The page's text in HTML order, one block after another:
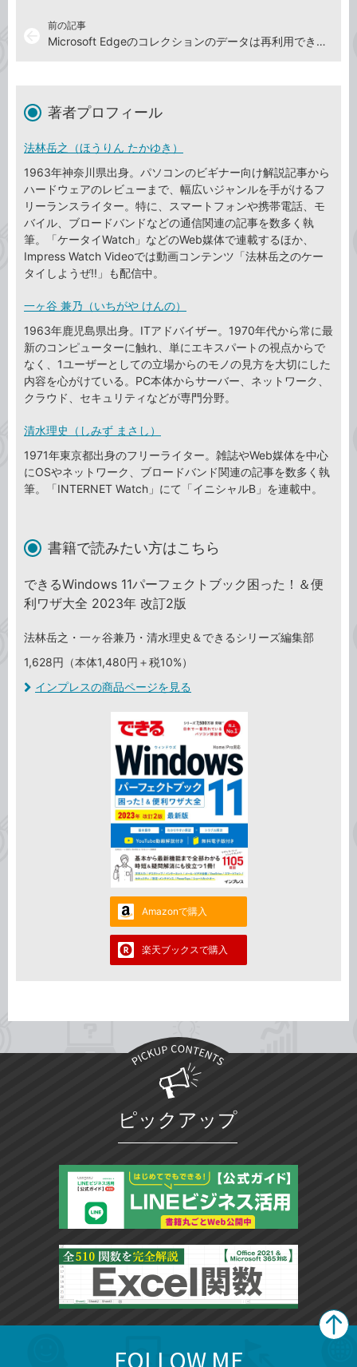
前の記事
Microsoft Edgeのコレクションのデータは再利用できないの？
著者プロフィール
法林岳之（ほうりん たかゆき）
1963年神奈川県出身。パソコンのビギナー向け解説記事から
ハードウェアのレビューまで、幅広いジャンルを手がけるフ
リーランスライター。特に、スマートフォンや携帯電話、モ
バイル、ブロードバンドなどの通信関連の記事を数多く執
筆。「ケータイWatch」などのWeb媒体で連載するほか、
Impress Watch Videoでは動画コンテンツ「法林岳之のケー
タイしようぜ!!」も配信中。
一ヶ谷 兼乃（いちがや けんの）
1963年鹿児島県出身。ITアドバイザー。1970年代から常に最
新のコンピューターに触れ、単にエキスパートの視点からで
なく、1ユーザーとしての立場からのモノの見方を大切にした
内容を心がけている。PC本体からサーバー、ネットワーク、
クラウド、セキュリティなどが専門分野。
清水理史（しみず まさし）
1971年東京都出身のフリーライター。雑誌やWeb媒体を中心
にOSやネットワーク、ブロードバンド関連の記事を数多く執
筆。「INTERNET Watch」にて「イニシャルB」を連載中。
書籍で読みたい方はこちら
できるWindows 11パーフェクトブック困った！＆便
利ワザ大全 2023年 改訂2版
法林岳之・一ヶ谷兼乃・清水理史＆できるシリーズ編集部
1,628円（本体1,480円＋税10%）
インプレスの商品ページを見る
Amazonで購入
楽天ブックスで購入
ピックアップ
FOLLOW ME